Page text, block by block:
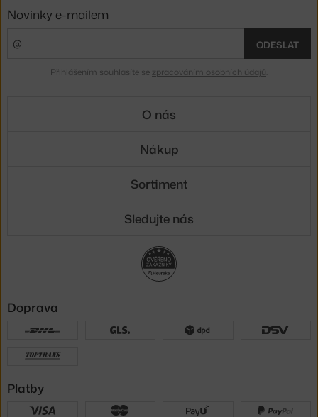
Novinky e-mailem
ODESLAT
Přihlášením souhlasíte se zpracováním osobních údajů
O nás
Nákup
Sortiment
Sledujte nás
Doprava
Platby